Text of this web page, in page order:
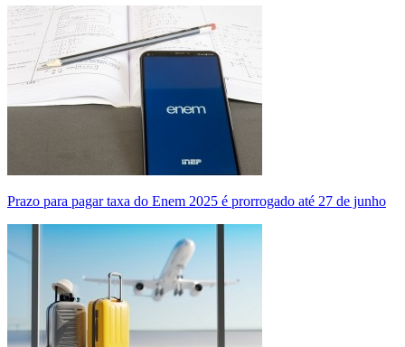
Prazo para pagar taxa do Enem 2025 é prorrogado até 27 de junho